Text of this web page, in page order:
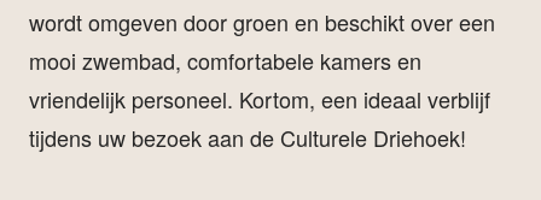
wordt omgeven door groen en beschikt over een
mooi zwembad, comfortabele kamers en
vriendelijk personeel. Kortom, een ideaal verblijf
tijdens uw bezoek aan de Culturele Driehoek!